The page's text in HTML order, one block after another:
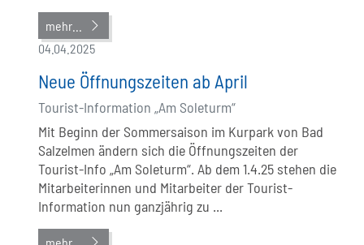
mehr...
04.04.2025
Neue Öffnungszeiten ab April
Tourist-Information „Am Soleturm“
Mit Beginn der Sommersaison im Kurpark von Bad
Salzelmen ändern sich die Öffnungszeiten der
Tourist-Info „Am Soleturm“. Ab dem 1.4.25 stehen die
Mitarbeiterinnen und Mitarbeiter der Tourist-
Information nun ganzjährig zu ...